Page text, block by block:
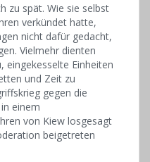
zu spät. Wie sie selbst
verkündet hatte,
nicht dafür gedacht,
Vielmehr dienten
eingekesselte Einheiten
und Zeit zu
gegen die
einem
von Kiew losgesagt
beigetreten